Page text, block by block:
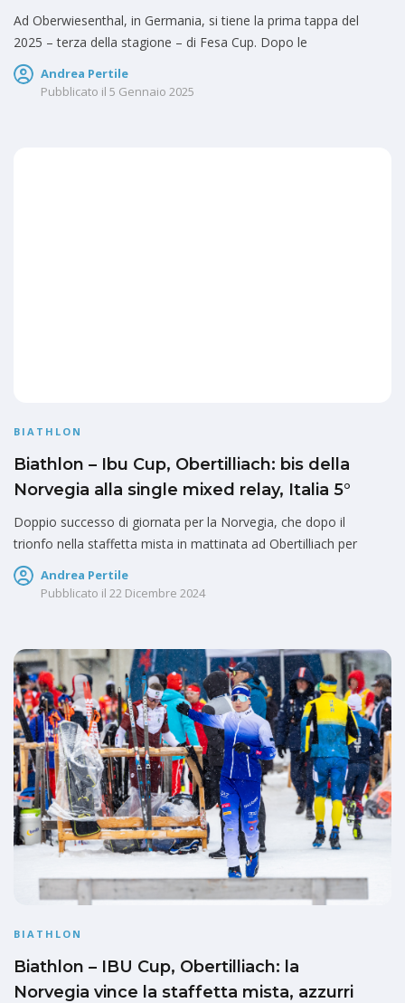
Ad Oberwiesenthal, in Germania, si tiene la prima tappa del
2025 – terza della stagione – di Fesa Cup. Dopo le
Andrea Pertile
Pubblicato il 5 Gennaio 2025
BIATHLON
Biathlon – Ibu Cup, Obertilliach: bis della
Norvegia alla single mixed relay, Italia 5°
Doppio successo di giornata per la Norvegia, che dopo il
trionfo nella staffetta mista in mattinata ad Obertilliach per
Andrea Pertile
Pubblicato il 22 Dicembre 2024
BIATHLON
Biathlon – IBU Cup, Obertilliach: la
Norvegia vince la staffetta mista, azzurri